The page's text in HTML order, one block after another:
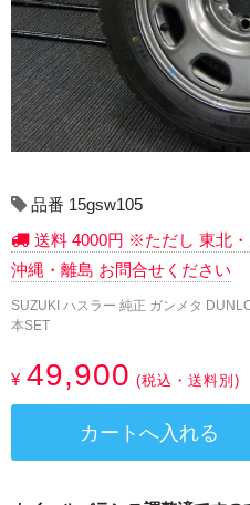
19インチ：冬タイヤホイー
20インチ：冬タイヤホイー
夏タイヤホイール
12インチ：夏タイヤホイー
13インチ：夏タイヤホイー
14インチ：夏タイヤホイー
15インチ：夏タイヤホイー
品番 15gsw105
送料 4000円 ※ただし 東北
沖縄・離島 お問合せください
SUZUKI ハスラー 純正 ガンメタ
本SET
¥ 49,900 (税込・送料別)